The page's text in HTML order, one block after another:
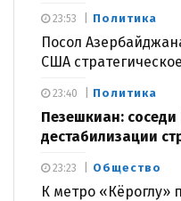
Политика
Посол
США
23:53
Политика
Пезешкиан:
дестабилизации
23:40
Общество
К метро «Кёроглу»
23:23